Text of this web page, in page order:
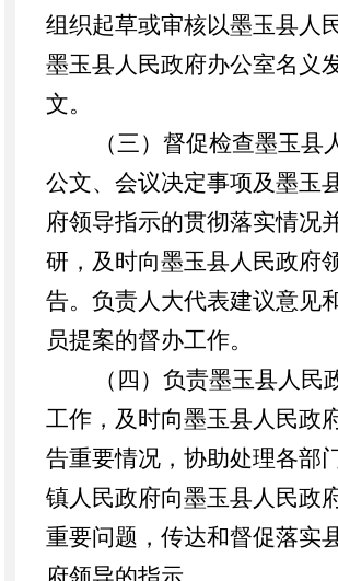
组织起草或审核以墨玉县人
墨玉县人民政府办公室名义
文。
（三）督促检查墨玉县
公文、会议决定事项及墨玉
府领导指示的贯彻落实情况
研，及时向墨玉县人民政府
告。负责人大代表建议意见
员提案的督办工作。
（四）负责墨玉县人民
工作，及时向墨玉县人民政
告重要情况，协助处理各部
镇人民政府向墨玉县人民政
重要问题，传达和督促落实